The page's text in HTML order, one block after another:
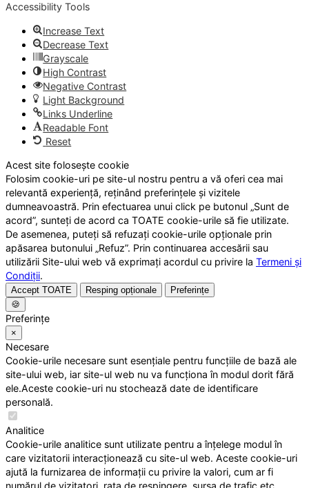
Accessibility Tools
Increase Text
Decrease Text
Grayscale
High Contrast
Negative Contrast
Light Background
Links Underline
Readable Font
Reset
Acest site folosește cookie
Folosim cookie-uri pe site-ul nostru pentru a vă oferi cea mai
relevantă experiență, reținând preferințele și vizitele
dumneavoastră. Prin efectuarea unui click pe butonul „Sunt de
acord”, sunteți de acord ca TOATE cookie-urile să fie utilizate.
De asemenea, puteți să refuzați cookie-urile opționale prin
apăsarea butonului „Refuz”. Prin continuarea accesării sau
utilizării Site-ului web vă exprimați acordul cu privire la Termeni și
Condiții.
Accept TOATE Resping opționale
Preferințe
🍪
Preferințe
×
Necesare
Cookie-urile necesare sunt esențiale pentru funcțiile de bază ale
site-ului web, iar site-ul web nu va funcționa în modul dorit fără
ele.Aceste cookie-uri nu stochează date de identificare
personală.
Analitice
Cookie-urile analitice sunt utilizate pentru a înțelege modul în
care vizitatorii interacționează cu site-ul web. Aceste cookie-uri
ajută la furnizarea de informații cu privire la valori, cum ar fi
numărul de vizitatori, rata de respingere, sursa de trafic etc.